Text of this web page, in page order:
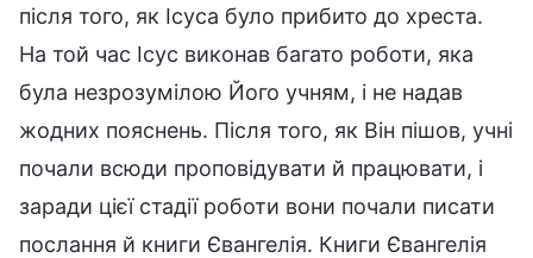
після того, як Ісуса було прибито до хреста.
На той час Ісус виконав багато роботи, яка
була незрозумілою Його учням, і не надав
жодних пояснень. Після того, як Він пішов, учні
почали всюди проповідувати й працювати, і
заради цієї стадії роботи вони почали писати
послання й книги Євангелія. Книги Євангелія